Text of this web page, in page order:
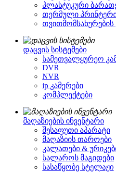
პლასტუკური
თერმული
თვითმომსახურების
დაცვის სისტემები
სამეთვალყურეო
DVR
NVR
ip კამერები
კომპლექტები
მაღაზიების ინვენტარი
შესაფუთი აპარატი
მაღაზიის თაროები
კალათები &
სალაროს მაგიდები
სასაწყობე სტელაჟი